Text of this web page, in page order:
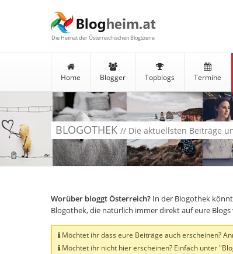
Die Heimat der Österreichischen Blogszene
Home Blogger Topblogs Termine
BLOGOTHEK // Die aktuellsten Beiträge
Worüber bloggt Österreich? In der Blogothek
Blogothek, die natürlich immer direkt auf eure
Möchtet ihr dass eure Beiträge auch erscheinen?
Möchtet ihr nicht hier erscheinen? Einfach unter